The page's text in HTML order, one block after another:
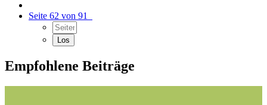
Seite 62 von 91
Empfohlene Beiträge